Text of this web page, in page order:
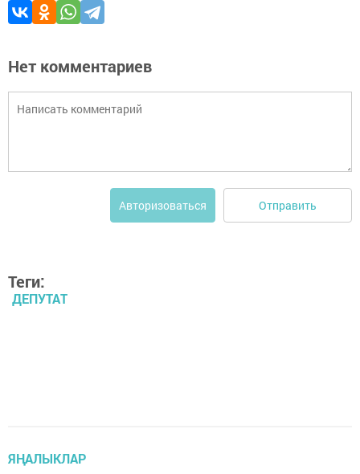
Нет комментариев
Авторизоваться Отправить
Теги:
ДЕПУТАТ
ЯҢАЛЫКЛАР